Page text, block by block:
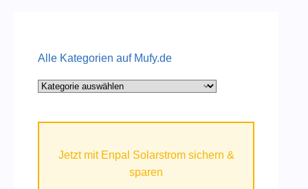
Alle Kategorien auf Mufy.de
Alle
Jetzt mit Enpal Solarstrom sichern &
sparen